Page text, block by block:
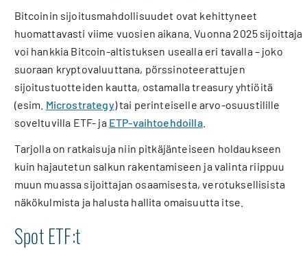
Bitcoinin sijoitusmahdollisuudet ovat kehittyneet
huomattavasti viime vuosien aikana. Vuonna 2025 sijoittaja
voi hankkia Bitcoin-altistuksen usealla eri tavalla – joko
suoraan kryptovaluuttana, pörssinoteerattujen
sijoitustuotteiden kautta, ostamalla treasury yhtiöitä
(esim. Microstrategy) tai perinteiselle arvo-osuustilille
soveltuvilla ETF- ja ETP-vaihtoehdoilla.
Tarjolla on ratkaisuja niin pitkäjänteiseen holdaukseen
kuin hajautetun salkun rakentamiseen ja valinta riippuu
muun muassa sijoittajan osaamisesta, verotuksellisista
näkökulmista ja halusta hallita omaisuutta itse.
Spot ETF:t